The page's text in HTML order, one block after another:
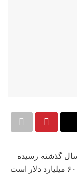
گذشته رسیده
است، ناقوس خطر سقوط اقتصادی خود را به‌صدا درآورد. ریاض، چندی پیش اعلام کرد ذخایر ارزشی‌اش بیش از ۶٠٠ میلیارد دلار است